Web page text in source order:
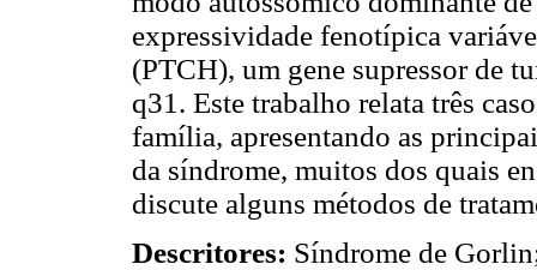
expressividade fenotípica
(PTCH), um gene supressor de
q31. Este trabalho relata três
família, apresentando as
da síndrome, muitos dos quais
discute alguns métodos de
Descritores: Síndrome de